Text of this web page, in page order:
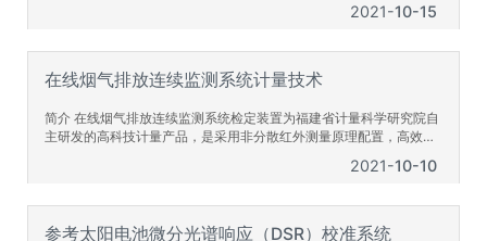
10-15
2021
研究成果。该系统主要用于温湿度标准箱、恒温恒湿箱(房)、高低温
试验箱、恒温水/油槽、冰箱、冷藏库、箱式电阻炉、高温定炭炉……
等温湿度试验设备
10-10
2021
在线烟气排放连续监测系统计量技术
简介 在线烟气排放连续监测系统检定装置为福建省计量科学研究院自
主研发的高科技计量产品，是采用非分散红外测量原理配置，高效除
可在线测量的检定装置。可测量烟气中的二氧化硫、氮氧化物、氧气
检定要求，技术指标达到JJG（闽）1021-2015《固定污染源烟气排
放连续监测系统检定规程》中
参考太阳电池微分光谱响应（DSR）校准系统